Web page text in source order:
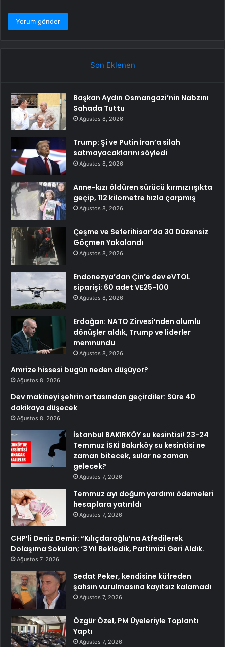
Son Eklenen
Başkan Aydın Osmangazi’nin Nabzını
Sahada Tuttu
Ağustos 8, 2026
Trump: Şi ve Putin İran’a silah
satmayacaklarını söyledi
Ağustos 8, 2026
Anne-kızı öldüren sürücü kırmızı ışıkta
geçip, 112 kilometre hızla çarpmış
Ağustos 8, 2026
Çeşme ve Seferihisar’da 30 Düzensiz
Göçmen Yakalandı
Ağustos 8, 2026
Endonezya’dan Çin’e dev eVTOL
siparişi: 60 adet VE25-100
Ağustos 8, 2026
Erdoğan: NATO Zirvesi’nden olumlu
dönüşler aldık, Trump ve liderler
memnundu
Ağustos 8, 2026
Amrize hissesi bugün neden düşüyor?
Ağustos 8, 2026
Dev makineyi şehrin ortasından geçirdiler: Süre 40
dakikaya düşecek
Ağustos 8, 2026
İstanbul BAKIRKÖY su kesintisi! 23-24
Temmuz İSKİ Bakırköy su kesintisi ne
zaman bitecek, sular ne zaman
gelecek?
Ağustos 7, 2026
Temmuz ayı doğum yardımı ödemeleri
hesaplara yatırıldı
Ağustos 7, 2026
CHP’li Deniz Demir: “Kılıçdaroğlu’na Atfedilerek
Dolaşıma Sokulan; ‘3 Yıl Bekledik, Partimizi Geri Aldık.
Ağustos 7, 2026
Sedat Peker, kendisine küfreden
şahsın vurulmasına kayıtsız kalamadı
Ağustos 7, 2026
Özgür Özel, PM Üyeleriyle Toplantı
Yaptı
Ağustos 7, 2026